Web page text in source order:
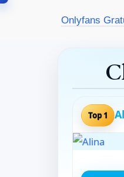
Onlyfans
Top 1